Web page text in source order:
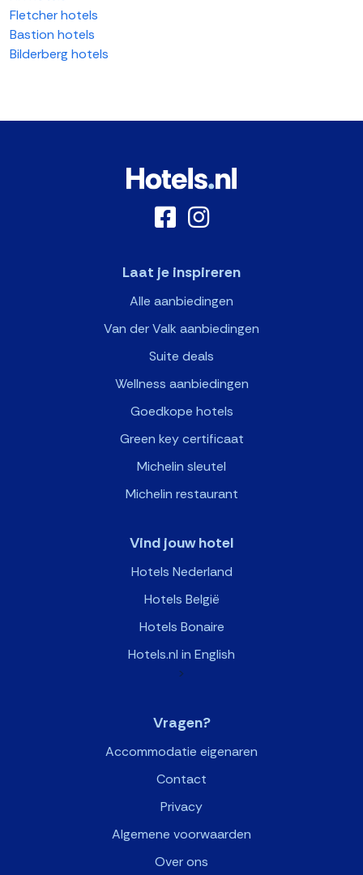
Fletcher hotels
Bastion hotels
Bilderberg hotels
Laat je inspireren
Alle aanbiedingen
Van der Valk aanbiedingen
Suite deals
Wellness aanbiedingen
Goedkope hotels
Green key certificaat
Michelin sleutel
Michelin restaurant
Vind jouw hotel
Hotels Nederland
Hotels België
Hotels Bonaire
Hotels.nl in English
>
Vragen?
Accommodatie eigenaren
Contact
Privacy
Algemene voorwaarden
Over ons